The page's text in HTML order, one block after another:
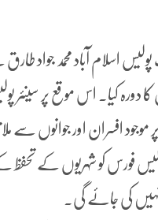
پولیس اسلام آباد محمد جواد
کا دورہ کیا۔ اس موقع پر
افسران اور جوانوں سے
فورس کو شہریوں کے تحفظ
کی جائے گی۔